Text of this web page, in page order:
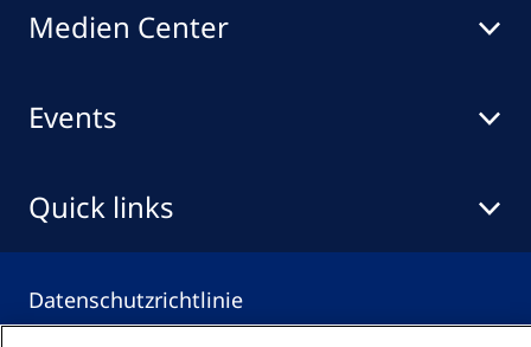
Medien Center
Events
Quick links
Datenschutzrichtlinie